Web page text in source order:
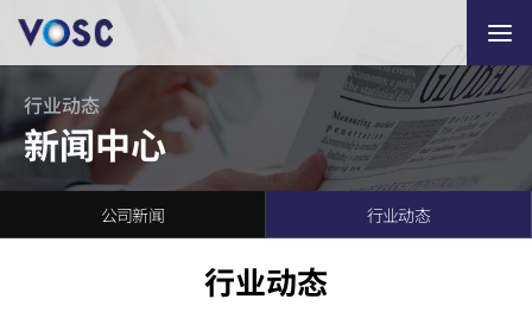
行业动态
新闻中心
公司新闻 行业动态
行业动态